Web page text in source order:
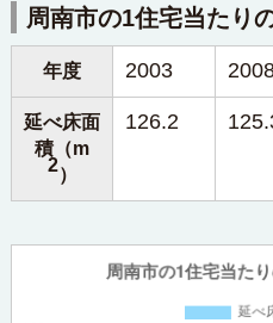
周南市の1住宅当たり
年度 2003
延べ床面
積（m
2）
126.2